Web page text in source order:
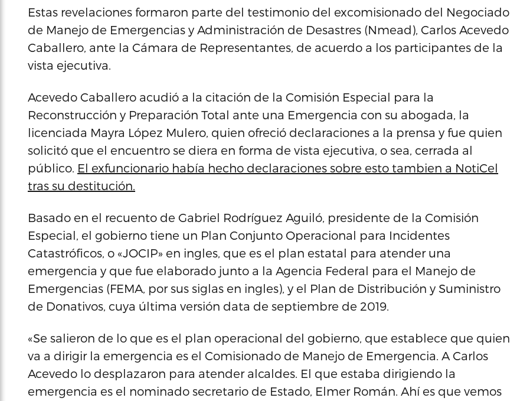
Estas revelaciones formaron parte del testimonio del excomisionado del Negociado
de Manejo de Emergencias y Administración de Desastres (Nmead), Carlos Acevedo
Caballero, ante la Cámara de Representantes, de acuerdo a los participantes de la
vista ejecutiva.
Acevedo Caballero acudió a la citación de la Comisión Especial para la
Reconstrucción y Preparación Total ante una Emergencia con su abogada, la
licenciada Mayra López Mulero, quien ofreció declaraciones a la prensa y fue quien
solicitó que el encuentro se diera en forma de vista ejecutiva, o sea, cerrada al
público. El exfuncionario había hecho declaraciones sobre esto tambien a NotiCel
tras su destitución.
Basado en el recuento de Gabriel Rodríguez Aguiló, presidente de la Comisión
Especial, el gobierno tiene un Plan Conjunto Operacional para Incidentes
Catastróficos, o «JOCIP» en ingles, que es el plan estatal para atender una
emergencia y que fue elaborado junto a la Agencia Federal para el Manejo de
Emergencias (FEMA, por sus siglas en ingles), y el Plan de Distribución y Suministro
de Donativos, cuya última versión data de septiembre de 2019.
«Se salieron de lo que es el plan operacional del gobierno, que establece que quien
va a dirigir la emergencia es el Comisionado de Manejo de Emergencia. A Carlos
Acevedo lo desplazaron para atender alcaldes. El que estaba dirigiendo la
emergencia es el nominado secretario de Estado, Elmer Román. Ahí es que vemos